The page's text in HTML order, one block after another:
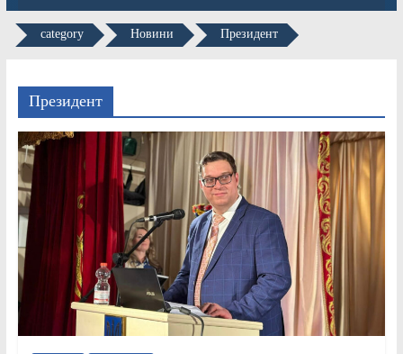
category Новини Президент
Президент